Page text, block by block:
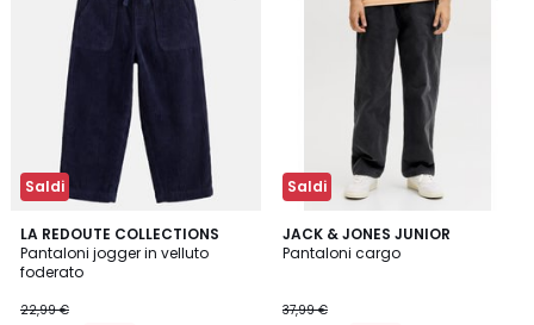
Saldi
LA REDOUTE COLLECTIONS
Pantaloni jogger in velluto
foderato
22,99 €
5
/
5
2
Colori
Saldi
JACK & JONES JUNIOR
Pantaloni cargo
37,99 €